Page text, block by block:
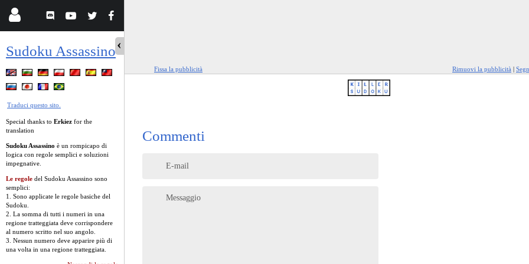
Sudoku Assassino
Traduci questo sito.
Special thanks to Erkiez for the
translation
Sudoku Assassino è un rompicapo di
logica con regole semplici e soluzioni
impegnative.
Le regole del Sudoku Assassino sono
semplici:
1. Sono applicate le regole basiche del
Sudoku.
2. La somma di tutti i numeri in una
regione tratteggiata deve corrispondere
al numero scritto nel suo angolo.
3. Nessun numero deve apparire più di
una volta in una regione tratteggiata.
Fissa la pubblicità Rimuovi la pubblicità |
Commenti
E-mail
Messaggio